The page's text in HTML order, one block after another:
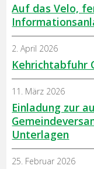
Auf das Velo,
Kehrichtabfuhr
2. April 2026
Einladung zur
Unterlagen
11. März 2026
25. Februar 2026